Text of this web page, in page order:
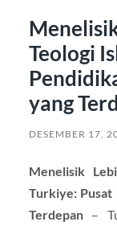
Teologi
yang
DESEMBER 17,
Menelisik
Turkiye: Pusat
Terdepan–